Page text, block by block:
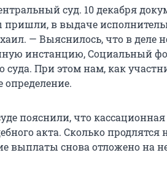
суд. 10 декабря
в выдаче
— Выяснилось, что в деле
инстанцию, Социальный
суда. При этом нам, как
пояснили, что
акта. Сколько
выплаты снова отложено на